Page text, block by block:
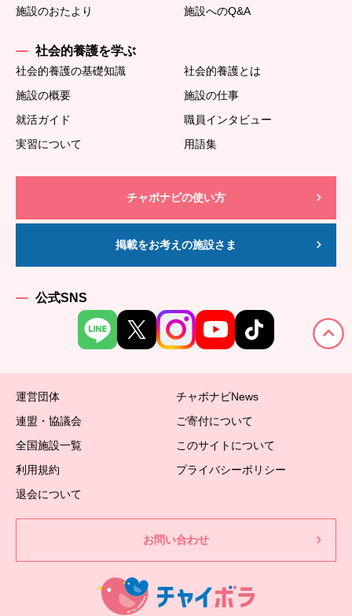
施設のおたより
施設へのQ&A
社会的養護を学ぶ
社会的養護の基礎知識
社会的養護とは
施設の概要
施設の仕事
就活ガイド
職員インタビュー
実習について
用語集
チャボナビの使い方
掲載をお考えの施設さま
公式SNS
運営団体
チャボナビNews
連盟・協議会
ご寄付について
全国施設一覧
このサイトについて
利用規約
プライバシーポリシー
退会について
お問い合わせ